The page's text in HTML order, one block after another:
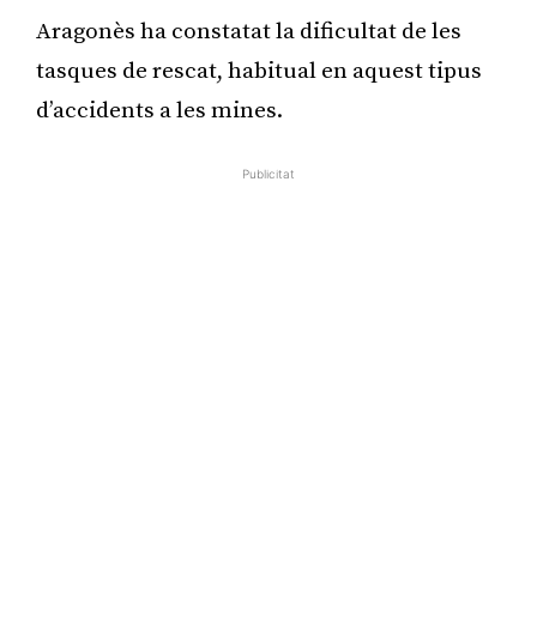
Aragonès ha constatat la dificultat de les
tasques de rescat, habitual en aquest tipus
d’accidents a les mines.
Publicitat